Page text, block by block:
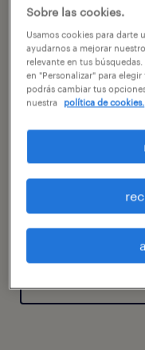
El mercado
evolucionando
como la
escasez de
desarrollar tu
Sobre las cookies.
Usamos cookies para darte
ayudarnos a mejorar
relevante en tus
en "Personalizar" para
podrás cambiar tus
nuestra
política de cookies.